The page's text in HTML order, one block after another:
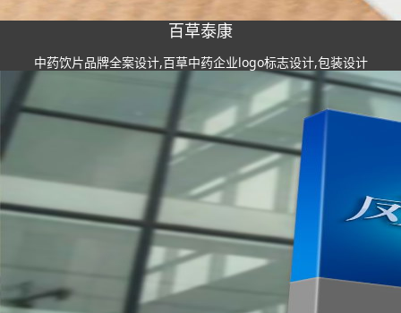
百草泰康
中药饮片品牌全案设计,百草中药企业logo标志设计,包装设计